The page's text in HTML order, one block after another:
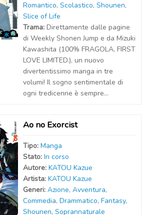
Romantico, Scolastico, Shounen,
Slice of Life
Trama: Direttamente dalle pagine
di Weekly Shonen Jump e da Mizuki
Kawashita (100% FRAGOLA, FIRST
LOVE LIMITED.), un nuovo
divertentissimo manga in tre
volumi! Il sogno sentimentale di
ogni tredicenne è sempre...
Ao no Exorcist
Tipo: Manga
Stato: In corso
Autore: KATOU Kazue
Artista: KATOU Kazue
Generi: Azione, Avventura,
Commedia, Drammatico, Fantasy,
Shounen, Soprannaturale